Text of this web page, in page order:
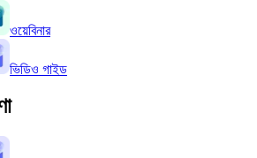
ওয়েবিনার
ভিডিও গাইড